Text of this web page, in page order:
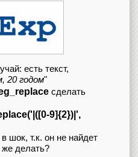
есть текст,
20 годом"
сделать
9]{2})|',
шок, т.к. он не найдет
делать?